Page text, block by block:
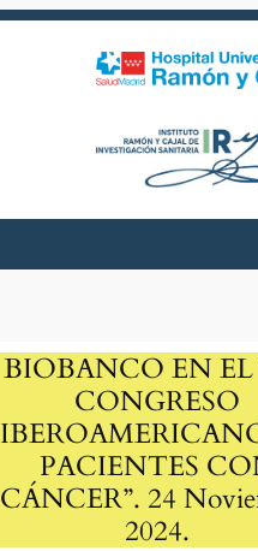
BIOBANCO EN EL
CONGRESO
PACIENTES
CÁNCER”. 24
2024.